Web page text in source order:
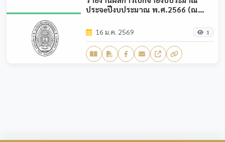
ประจeปีงบประมาณ พ.ศ.2566 (ณ
16 ม.ค. 2569 1